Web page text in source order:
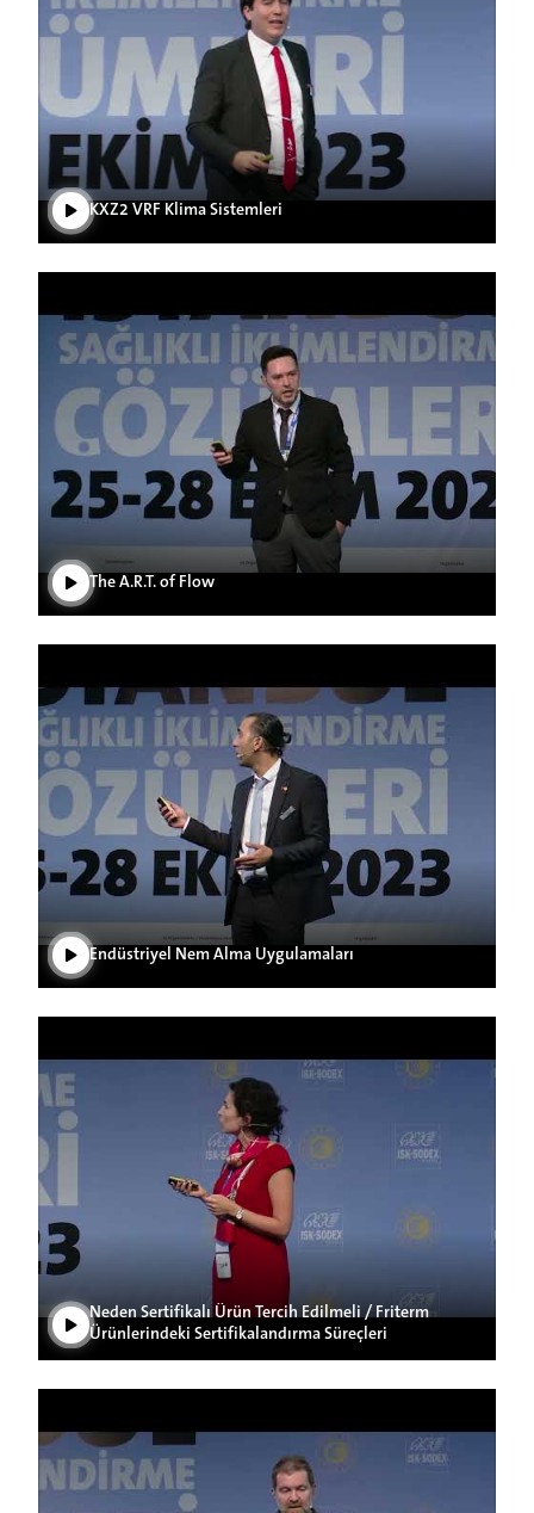
Videoyu Oynat
KXZ2 VRF Klima Sistemleri
Videoyu Oynat
The A.R.T. of Flow
Videoyu Oynat
Endüstriyel Nem Alma Uygulamaları
Videoyu Oynat
Neden Sertifikalı Ürün Tercih Edilmeli / Friterm
Ürünlerindeki Sertifikalandırma Süreçleri